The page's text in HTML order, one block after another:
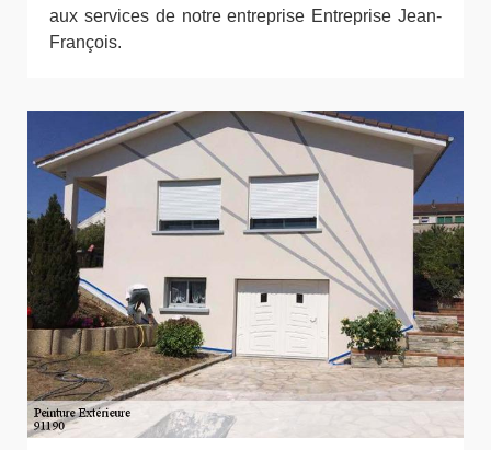
aux services de notre entreprise Entreprise Jean-
François.